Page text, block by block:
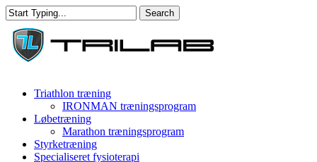
Skip
to
main
content
Search
Close
Search
Menu
Triathlon træning
IRONMAN træningsprogram
Løbetræning
Marathon træningsprogram
Styrketræning
Specialiseret fysioterapi